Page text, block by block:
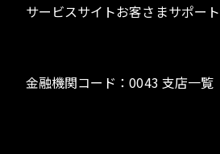
サービスサイトお客さまサポート
金融機関コード：0043 支店一覧